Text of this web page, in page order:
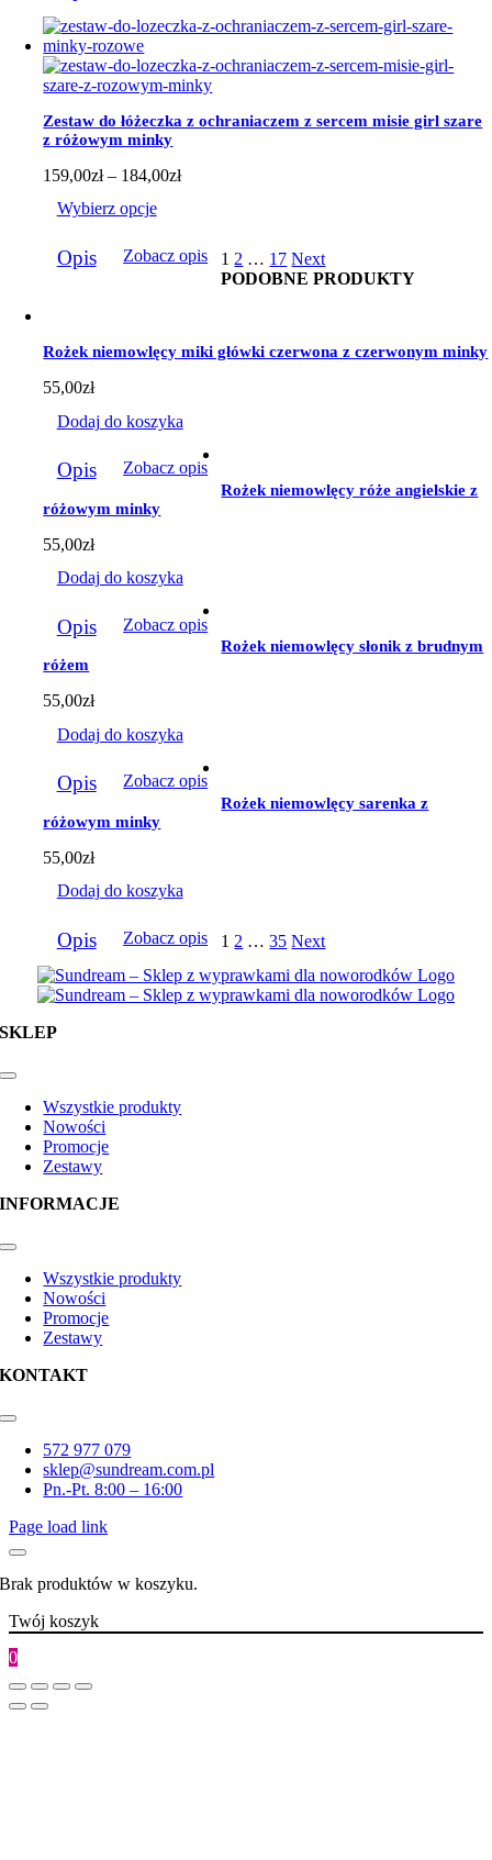
ma
wiele
wariantów.
Opcje
można
wybrać
na
stronie
produktu
Zestaw do łóżeczka z ochraniaczem z sercem misie girl szare
z różowym minky
159,00zł – 184,00złZakres
do
184,00zł
Wybierz opcje
produkt
można
wybrać
na
stronie
Opis Zobacz opis 1 2 … 17 Next
PODOBNE PRODUKTY
Rożek niemowlęcy miki główki czerwona z czerwonym minky
55,00zł
Dodaj do koszyka
Opis Zobacz opis
Rożek niemowlęcy róże angielskie z
różowym minky
55,00zł
Dodaj do koszyka
Opis Zobacz opis
Rożek niemowlęcy słonik z brudnym
różem
55,00zł
Dodaj do koszyka
Opis Zobacz opis
Rożek niemowlęcy sarenka z
różowym minky
55,00zł
Dodaj do koszyka
Opis Zobacz opis 1 2 … 35 Next
SKLEP
Toggle
NavigationWszystkie produkty
Nowości
Promocje
Zestawy
INFORMACJE
Toggle
NavigationWszystkie produkty
Nowości
Promocje
Zestawy
KONTAKT
Toggle
Navigation572 977 079
sklep@sundream.com.pl
Pn.-Pt. 8:00 – 16:00
Page load link
Brak produktów w koszyku.
Twój koszyk
0